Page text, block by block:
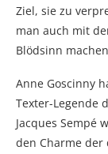
Ziel, sie zu
man auch mit
Blödsinn
Anne Goscinny
Texter-Legende
Jacques Sempé
den Charme der